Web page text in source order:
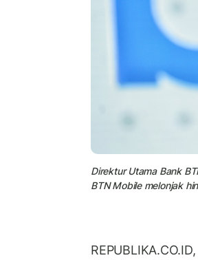
Direktur Utama Bank
BTN Mobile melonjak